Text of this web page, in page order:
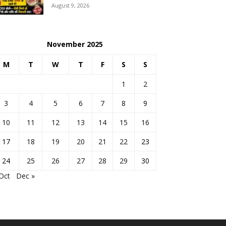
August 9, 2026
November 2025
M T W T F S S
1
2
3
4 5 6 7 8
9
10
11 12 13 14 15
16
17
18 19 20 21 22
23
24
25 26 27 28 29
30
Dec »